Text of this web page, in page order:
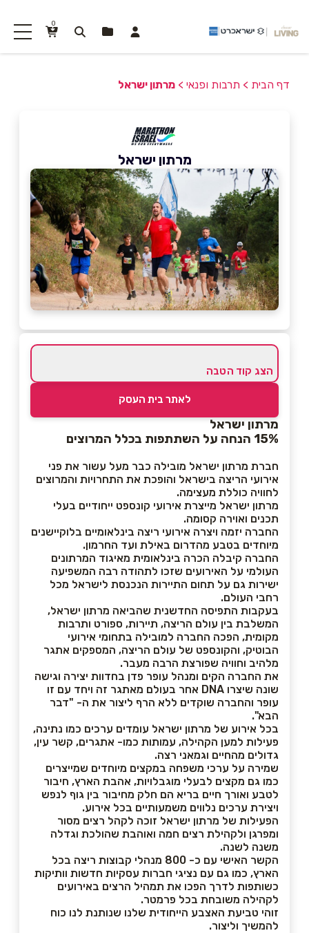
0
דף הבית > תרבות ופנאי > מרתון ישראל
מרתון ישראל
הצג קוד הטבה
לאתר בית העסק
מרתון ישראל
15% הנחה על השתתפות בכלל המרוצים
חברת מרתון ישראל מובילה כבר מעל עשור את פני
אירועי הריצה בישראל והופכת את התחרויות והמרוצים
לחוויה כוללת מעצימה.
מרתון ישראל מייצרת אירועי קונספט ייחודיים בעלי
תכנים ואוירה קסומה.
החברה יזמה ויצרה אירועי ריצה בינלאומיים בלוקיישנים
מיוחדים בטבע מהדרום באילת ועד החרמון.
החברה קיבלה הכרה בינלאומית מאיגוד המרתונים
העולמי על האירועים שזכו לתהודה רבה המשפיעה
ישירות גם על תחום התיירות הנכנסת לישראל מכל
רחבי העולם.
בעקבות התפיסה החדשנית שהביאה מרתון ישראל,
המשלבת בין עולם הריצה, תיירות, ספורט ותרבות
מקומית, הפכה החברה למובילה בתחומי אירועי
הבוטיק, והקונספט של עולם הריצה, המספקים אתגר
מלהיב וחוויה שפורצת הרבה מעבר.
את החברה הקים ומנהל עופר פדן בחדוות יצירה וגישה
שונה שיצרו DNA אחר בעולם מאתגר זה ויחד עם זו
עופר והחברה שוקדים ללא הרף ליצור את ה- "דבר
הבא".
בכל אירוע של מרתון ישראל עומדים ערכים כמו נתינה,
פעילות למען הקהילה, עמותות כמו- אתגרים, קשר עין,
גדולים מהחיים וגמאני רצה.
שמירה על ערכי משפחה במקצים מיוחדים שמייצרים
כמו גם מקצים לבעלי מוגבלויות, אהבת הארץ, חיבור
לטבע ואורך חיים בריא הם חלק מחיבור בין גוף לנפש
ויצירת ערכים נלווים משמעותיים בכל אירוע.
הפעילות של מרתון ישראל זוכה לקהל רצים מסור
ומפרגן ולקהילת רצים חמה ואוהבת שהולכת וגדלה
משנה לשנה.
הקשר האישי עם כ- 800 מנהלי קבוצות ריצה בכל
הארץ, כמו גם עם נציגי חברות עסקיות חדשות וותיקות
כשותפות לדרך הפכו את תמהיל הרצים באירועים
לקהילה משובחת בכל פרמטר.
זוהי טביעת האצבע הייחודית שלנו שנותנת לנו כוח
להמשיך וליצור.